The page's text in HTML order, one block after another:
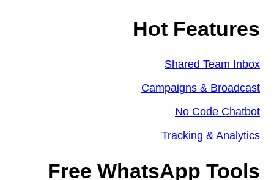
Hot Features
Shared Team Inbox
Campaigns & Broadcast
No Code Chatbot
Tracking & Analytics
Free WhatsApp Tools